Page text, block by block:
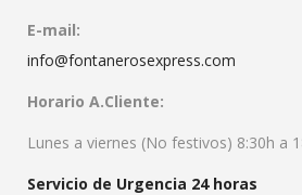
E-mail:
info@fontanerosexpress.com
Horario A.Cliente:
Lunes a viernes (No festivos) 8:30h a
Servicio de Urgencia 24 horas